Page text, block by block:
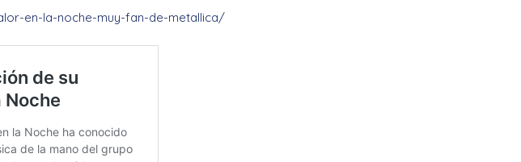
en-la-noche-muy-fan-de-metallica/